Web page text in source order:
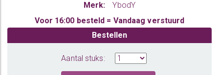
Merk:
YbodY
Voor 16:00 besteld = Vandaag verstuurd
Bestellen
Aantal stuks: